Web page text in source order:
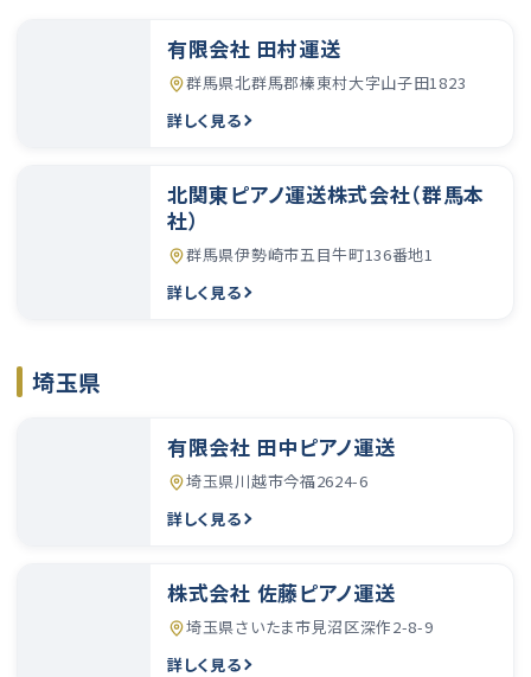
有限会社 田村運送
群馬県北群馬郡榛東村大字山子田1823
詳しく見る
北関東ピアノ運送株式会社（群馬本
社）
群馬県伊勢崎市五目牛町136番地1
詳しく見る
埼玉県
有限会社 田中ピアノ運送
埼玉県川越市今福2624-6
詳しく見る
株式会社 佐藤ピアノ運送
埼玉県さいたま市見沼区深作2-8-9
詳しく見る